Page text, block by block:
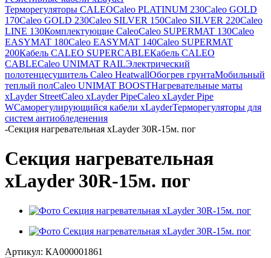
Терморегуляторы CALEOCaleo PLATINUM 230Caleo GOLD
170Caleo GOLD 230Caleo SILVER 150Caleo SILVER 220Caleo
LINE 130Комплектующие CaleoCaleo SUPERMAT 130Caleo
EASYMAT 180Caleo EASYMAT 140Caleo SUPERMAT
200Кабель CALEO SUPERCABLEКабель CALEO
CABLECaleo UNIMAT RAILЭлектрический
полотенцесушитель Caleo HeatwallОбогрев грунтаМобильный
теплый полCaleo UNIMAT BOOSTНагревательные маты
xLayder StreetCaleo xLayder PipeCaleo xLayder Pipe
WСаморегулирующийся кабели xLayderТерморегуляторы для
систем антиобледенения
-Секция нагревательная xLayder 30R-15м. пог
Секция нагревательная
xLayder 30R-15м. пог
Артикул: КА000001861